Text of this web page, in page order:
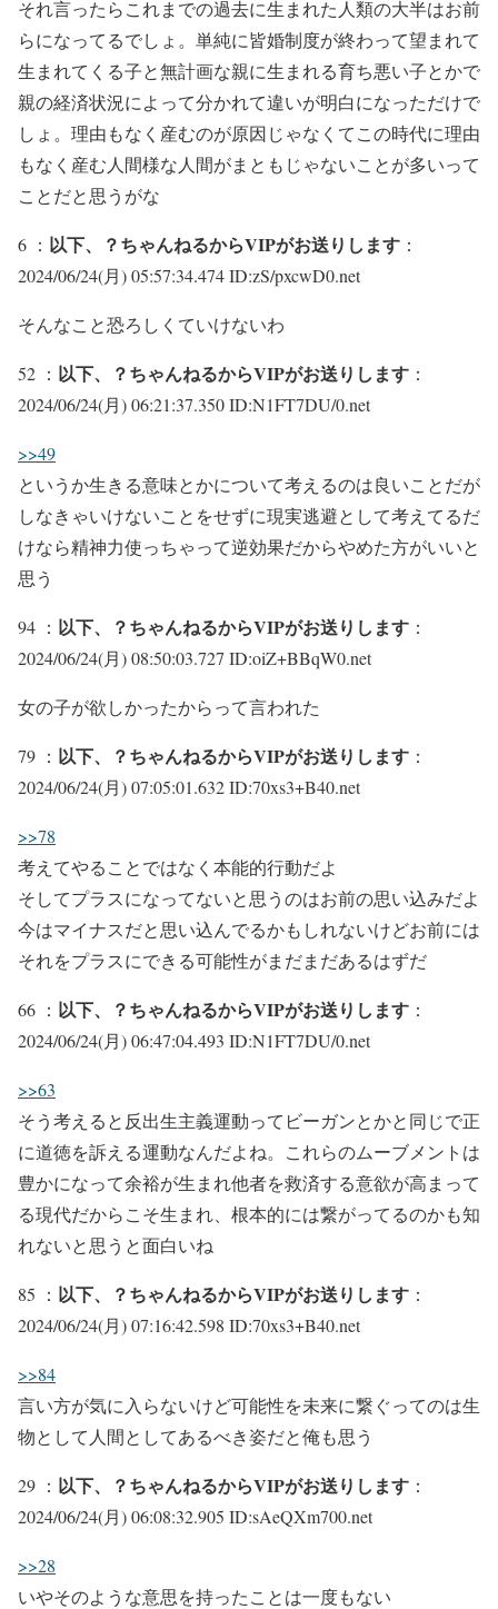
それ言ったらこれまでの過去に生まれた人類の大半はお前
らになってるでしょ。単純に皆婚制度が終わって望まれて
生まれてくる子と無計画な親に生まれる育ち悪い子とかで
親の経済状況によって分かれて違いが明白になっただけで
しょ。理由もなく産むのが原因じゃなくてこの時代に理由
もなく産む人間様な人間がまともじゃないことが多いって
ことだと思うがな
6 ： 以下、？ちゃんねるからVIPがお送りします ：
2024/06/24(月) 05:57:34.474 ID:zS/pxcwD0.net
そんなこと恐ろしくていけないわ
52 ： 以下、？ちゃんねるからVIPがお送りします ：
2024/06/24(月) 06:21:37.350 ID:N1FT7DU/0.net
>>49
というか生きる意味とかについて考えるのは良いことだが
しなきゃいけないことをせずに現実逃避として考えてるだ
けなら精神力使っちゃって逆効果だからやめた方がいいと
思う
94 ： 以下、？ちゃんねるからVIPがお送りします ：
2024/06/24(月) 08:50:03.727 ID:oiZ+BBqW0.net
女の子が欲しかったからって言われた
79 ： 以下、？ちゃんねるからVIPがお送りします ：
2024/06/24(月) 07:05:01.632 ID:70xs3+B40.net
>>78
考えてやることではなく本能的行動だよ
そしてプラスになってないと思うのはお前の思い込みだよ
今はマイナスだと思い込んでるかもしれないけどお前には
それをプラスにできる可能性がまだまだあるはずだ
66 ： 以下、？ちゃんねるからVIPがお送りします ：
2024/06/24(月) 06:47:04.493 ID:N1FT7DU/0.net
>>63
そう考えると反出生主義運動ってビーガンとかと同じで正
に道徳を訴える運動なんだよね。これらのムーブメントは
豊かになって余裕が生まれ他者を救済する意欲が高まって
る現代だからこそ生まれ、根本的には繋がってるのかも知
れないと思うと面白いね
85 ： 以下、？ちゃんねるからVIPがお送りします ：
2024/06/24(月) 07:16:42.598 ID:70xs3+B40.net
>>84
言い方が気に入らないけど可能性を未来に繋ぐってのは生
物として人間としてあるべき姿だと俺も思う
29 ： 以下、？ちゃんねるからVIPがお送りします ：
2024/06/24(月) 06:08:32.905 ID:sAeQXm700.net
>>28
いやそのような意思を持ったことは一度もない